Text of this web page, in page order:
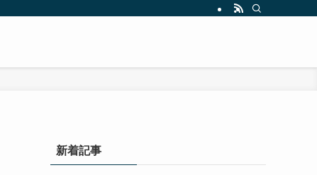
新着記事